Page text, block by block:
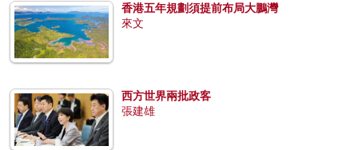
香港五年規劃須提前布局大鵬灣
來文
西方世界兩批政客
張建雄